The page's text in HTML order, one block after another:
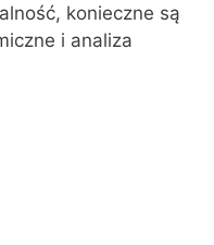
konieczne są
i analiza